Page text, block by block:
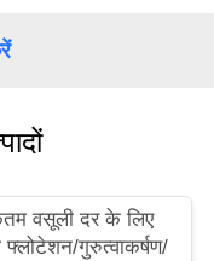
वसूली दर के लिए
फ्लोटेशन/गुरुत्वाकर्षण/